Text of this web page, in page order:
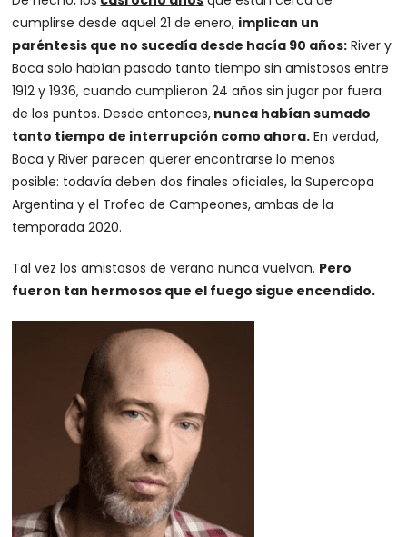
cumplirse desde aquel 21 de enero, implican un
paréntesis que no sucedía desde hacía 90 años: River y
Boca solo habían pasado tanto tiempo sin amistosos entre
1912 y 1936, cuando cumplieron 24 años sin jugar por fuera
de los puntos. Desde entonces, nunca habían sumado
tanto tiempo de interrupción como ahora. En verdad,
Boca y River parecen querer encontrarse lo menos
posible: todavía deben dos finales oficiales, la Supercopa
Argentina y el Trofeo de Campeones, ambas de la
temporada 2020.
Tal vez los amistosos de verano nunca vuelvan. Pero
fueron tan hermosos que el fuego sigue encendido.